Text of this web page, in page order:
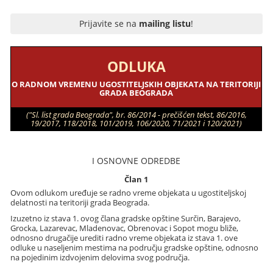
Prijavite se na mailing listu!
ODLUKA
O RADNOM VREMENU UGOSTITELJSKIH OBJEKATA NA TERITORIJI
GRADA BEOGRADA
("Sl. list grada Beograda", br. 86/2014 - prečišćen tekst, 86/2016,
19/2017, 118/2018, 101/2019, 106/2020, 71/2021 i 120/2021)
I OSNOVNE ODREDBE
Član 1
Ovom odlukom uređuje se radno vreme objekata u ugostiteljskoj
delatnosti na teritoriji grada Beograda.
Izuzetno iz stava 1. ovog člana gradske opštine Surčin, Barajevo,
Grocka, Lazarevac, Mladenovac, Obrenovac i Sopot mogu bliže,
odnosno drugačije urediti radno vreme objekata iz stava 1. ove
odluke u naseljenim mestima na području gradske opštine, odnosno
na pojedinim izdvojenim delovima svog područja.